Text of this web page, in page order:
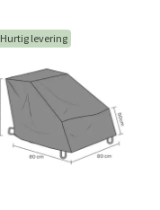
Hurtig levering